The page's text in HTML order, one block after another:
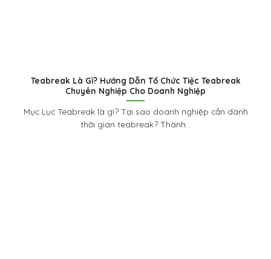
Teabreak Là Gì? Hướng Dẫn Tổ Chức Tiệc Teabreak
Chuyên Nghiệp Cho Doanh Nghiệp
Mục Lục Teabreak là gì? Tại sao doanh nghiệp cần dành
thời gian teabreak? Thành...